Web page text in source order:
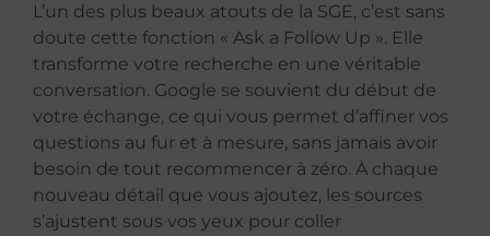
L’un des plus beaux atouts de la SGE, c’est sans
doute cette fonction « Ask a Follow Up ». Elle
transforme votre recherche en une véritable
conversation. Google se souvient du début de
votre échange, ce qui vous permet d’affiner vos
questions au fur et à mesure, sans jamais avoir
besoin de tout recommencer à zéro. À chaque
nouveau détail que vous ajoutez, les sources
s’ajustent sous vos yeux pour coller